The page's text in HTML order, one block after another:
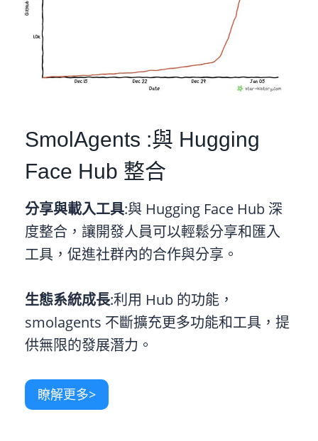
SmolAgents :與 Hugging
Face Hub 整合
分享與載入工具:與 Hugging Face Hub 深
度整合，讓開發人員可以輕鬆分享和匯入
工具，促進社群內的合作與分享。
生態系統成長:利用 Hub 的功能，
smolagents 不斷擴充更多功能和工具，提
供無限的發展潛力。
瞭解更多>